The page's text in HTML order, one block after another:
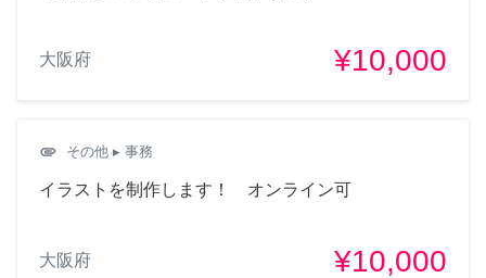
大阪府 ¥10,000
attachment その他 ▸ 事務
イラストを制作します！ オンライン可
大阪府 ¥10,000